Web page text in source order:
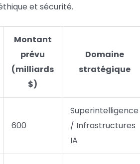
et sécurité.
Montant
prévu
(milliards
$)
Domaine
stratégique
600
Superintelligence
/ Infrastructures
IA